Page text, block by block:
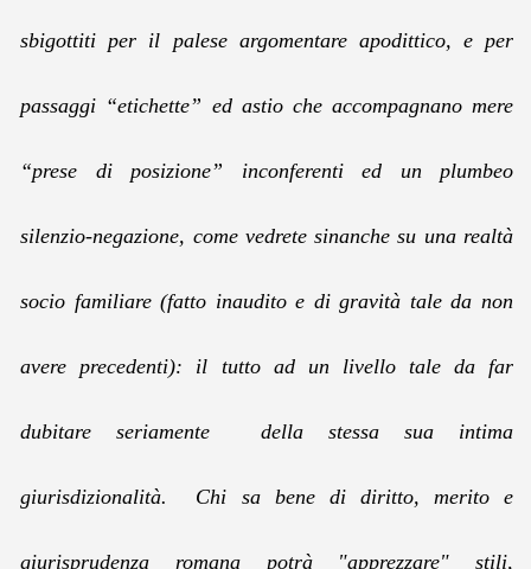
sbigottiti per il palese argomentare apodittico, e per
passaggi “etichette” ed astio che accompagnano mere
“prese di posizione” inconferenti ed un plumbeo
silenzio-negazione, come vedrete sinanche su una realtà
socio familiare (fatto inaudito e di gravità tale da non
avere precedenti): il tutto ad un livello tale da far
dubitare seriamente della stessa sua intima
giurisdizionalità. Chi sa bene di diritto, merito e
giurisprudenza romana potrà "apprezzare" stili,